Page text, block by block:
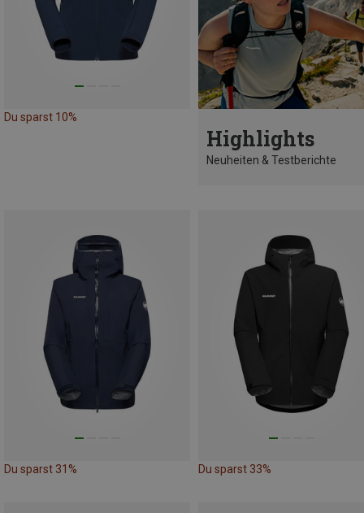
Du sparst 10%
Highlights
Neuheiten & Testberichte
Du sparst 31% Du sparst 33%